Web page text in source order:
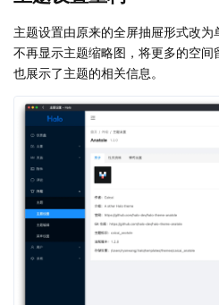
主题设置由原来的全屏抽屉形式改为
不再显示主题缩略图，将更多的空
也展示了主题的相关信息。